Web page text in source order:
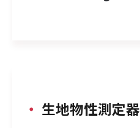
・ 生地物性測定器